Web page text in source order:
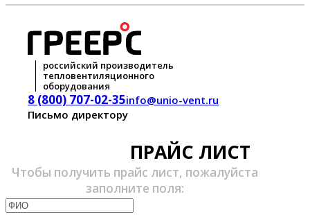
российский производитель
тепловентиляционного
оборудования
8 (800) 707-02-35info@unio-vent.ru
Письмо директору
ПРАЙС ЛИСТ
Чтобы получить прайс лист, пожалуйста
заполните поля: